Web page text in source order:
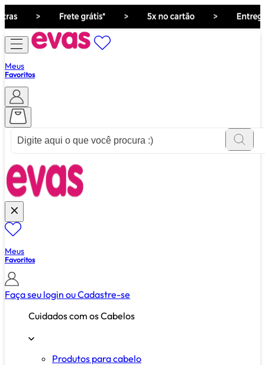
Meus
Favoritos
Meus
Favoritos
Faça seu login ouCadastre-se
Cuidados com os Cabelos
Produtos para cabelo